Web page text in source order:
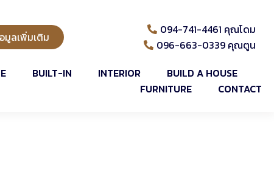
มูลเพิ่มเติม
094-741-4461 คุณโดม
096-663-0339 คุณตูน
BUILT-IN INTERIOR
BUILD A HOUSE
FURNITURE
CONTACT